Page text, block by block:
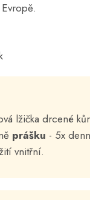
lžička drcené
prášku - 5x
vnitřní.